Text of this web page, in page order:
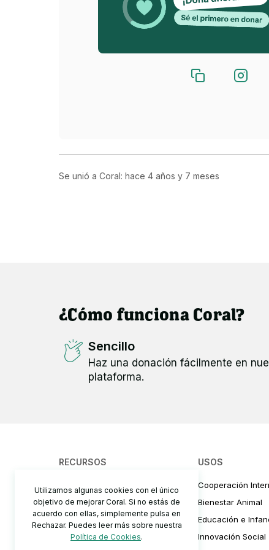
Ahora mismo nuestro gasto más
Para ponerlo más detallado, casi cada
Y ciertos casos necesitan más pruebas y
intervenciones quirúrgicas que hacen
Dependemos de las donaciones de la
es esencial para poder seguir
nuestras casas de acogida.
Muchas gracias.
Se unió a Coral: hace 4 años y 7 meses
¿Cómo funciona Coral?
Sencillo
Haz una donación fácilmente en
plataforma.
RECURSOS
Precios y comisiones
Cómo recaudar fondos
Preguntas Frecuentes
USOS
Cooperación
Bienestar Animal
Educación e
Innovación Social
Utilizamos algunas cookies con el único
objetivo de mejorar Coral. Si no estás de
acuerdo con ellas, simplemente pulsa en
Rechazar. Puedes leer más sobre nuestra
Política de Cookies.